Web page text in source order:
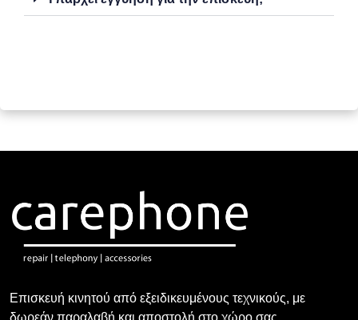
Επισκευή κινητού από εξειδικευμένους τεχνικούς, με